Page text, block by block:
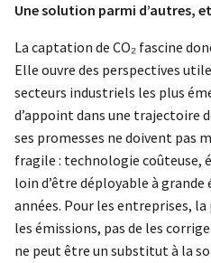
Une solution parmi d’autres,
La captation de CO₂ fascine
Elle ouvre des perspectives
secteurs industriels les plus
d’appoint dans une trajectoire
ses promesses ne doivent pas
fragile : technologie coûteuse,
loin d’être déployable à
années. Pour les entreprises,
les émissions, pas de les
ne peut être un substitut à la